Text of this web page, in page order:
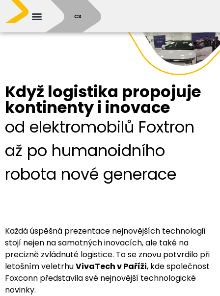
CS
Když logistika propojuje
kontinenty i inovace
od elektromobilů Foxtron
až po humanoidního
robota nové generace
Každá úspěšná prezentace nejnovějších technologií
stojí nejen na samotných inovacích, ale také na
precizně zvládnuté logistice. To se znovu potvrdilo při
letošním veletrhuVivaTech v Paříži, kde společnost
Foxconn představila své nejnovější technologické
novinky.